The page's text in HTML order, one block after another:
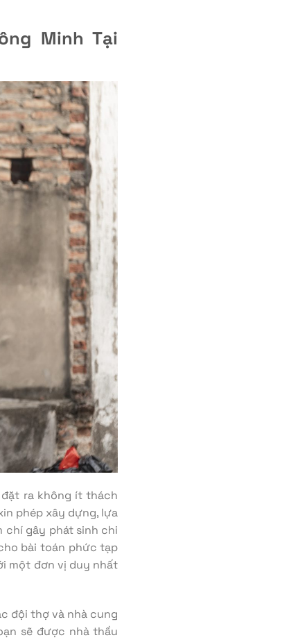
Minh Tại
ra không ít thách
phép xây dựng, lựa
chí gây phát sinh chi
bài toán phức tạp
một đơn vị duy nhất
đội thợ và nhà cung
sẽ được nhà thầu